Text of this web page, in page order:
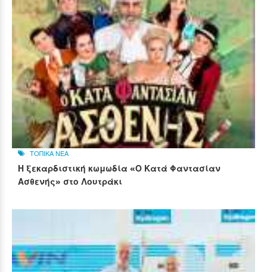
ΤΟΠΙΚΑ ΝΕΑ
Η ξεκαρδιστική κωμωδία «Ο Κατά Φαντασίαν
Ασθενής» στο Λουτράκι